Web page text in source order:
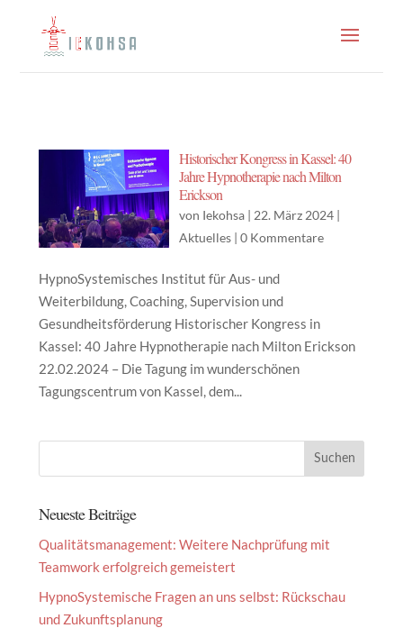
Historischer Kongress in Kassel: 40
Jahre Hypnotherapie nach Milton
Erickson
von Iekohsa| 22. März 2024|
Aktuelles| 0 Kommentare
HypnoSystemisches Institut für Aus- und
Weiterbildung, Coaching, Supervision und
Gesundheitsförderung Historischer Kongress in
Kassel: 40 Jahre Hypnotherapie nach Milton Erickson
22.02.2024 – Die Tagung im wunderschönen
Tagungscentrum von Kassel, dem...
Neueste Beiträge
Qualitätsmanagement: Weitere Nachprüfung mit
Teamwork erfolgreich gemeistert
HypnoSystemische Fragen an uns selbst: Rückschau
und Zukunftsplanung